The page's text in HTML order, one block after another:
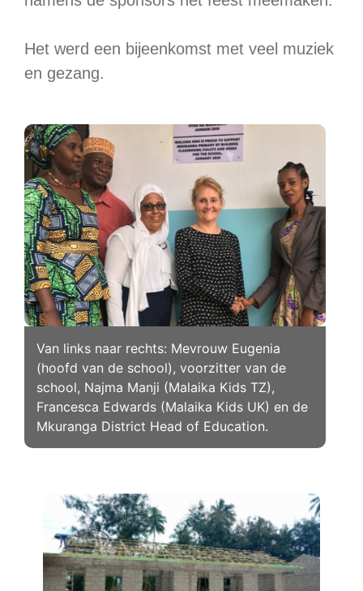
Het werd een bijeenkomst met veel muziek
en gezang.
Van links naar rechts: Mevrouw Eugenia
(hoofd van de school), voorzitter van de
school, Najma Manji (Malaika Kids TZ),
Francesca Edwards (Malaika Kids UK) en de
Mkuranga District Head of Education.